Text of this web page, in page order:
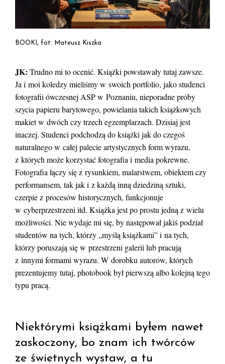
BOOKI, fot. Mateusz Kiszka
JK: Trudno mi to ocenić. Książki powstawały tutaj zawsze.
Ja i moi koledzy mieliśmy w swoich portfolio, jako studenci
fotografii ówczesnej ASP w Poznaniu, nieporadne próby
szycia papieru barytowego, powielania takich książkowych
makiet w dwóch czy trzech egzemplarzach. Dzisiaj jest
inaczej. Studenci podchodzą do książki jak do czegoś
naturalnego w całej palecie artystycznych form wyrazu,
z których może korzystać fotografia i media pokrewne.
Fotografia łączy się z rysunkiem, malarstwem, obiektem czy
performansem, tak jak i z każdą inną dziedziną sztuki,
czerpie z procesów historycznych, funkcjonuje
w cyberprzestrzeni itd. Książka jest po prostu jedną z wielu
możliwości. Nie wydaje mi się, by następował jakiś podział
studentów na tych, którzy „myślą książkami” i na tych,
którzy poruszają się w przestrzeni galerii lub pracują
z innymi formami wyrazu. W dorobku autorów, których
prezentujemy tutaj, photobook był pierwszą albo kolejną tego
typu pracą.
Niektórymi książkami byłem nawet
zaskoczony, bo znam ich twórców
ze świetnych wystaw, a tu